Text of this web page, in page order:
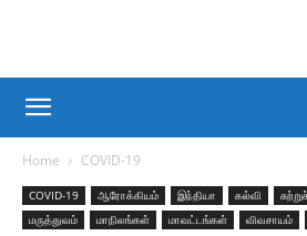
Home COVID-19
COVID-19 ஆரோக்கியம் இந்தியா கல்வி
மருத்துவம்
மாநிலங்கள் மாவட்டங்கள் விவசாயம்